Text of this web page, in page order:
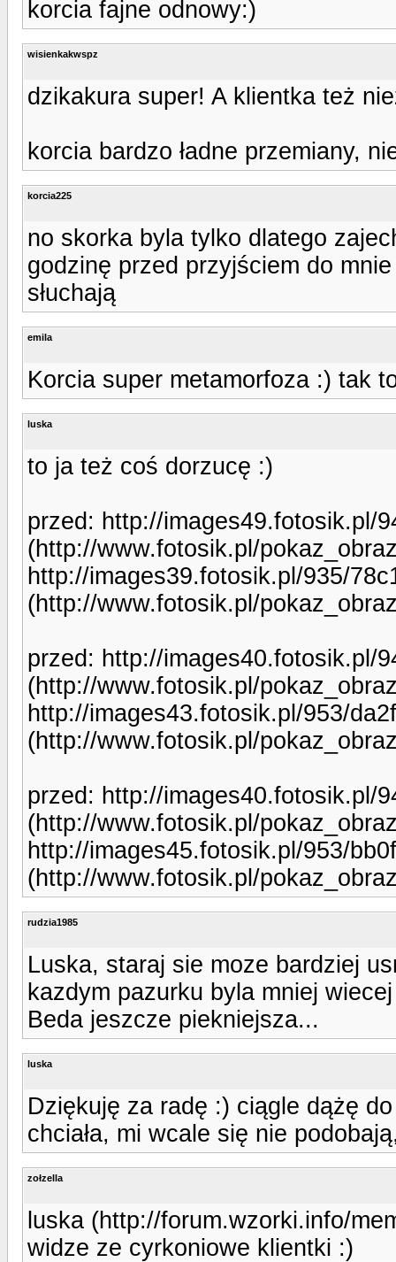
korcia fajne odnowy:)
wisienkakwspz
dzikakura super! A klientka też
korcia bardzo ładne przemiany,
korcia225
no skorka byla tylko dlatego
godzinę przed przyjściem do
słuchają
emila
Korcia super metamorfoza :) tak
luska
to ja też coś dorzucę :)
przed: http://images49.fotosik.pl/
(http://www.fotosik.pl/
http://images39.fotosik.pl/935/
(http://www.fotosik.pl/
przed: http://images40.fotosik.pl/
(http://www.fotosik.pl/
http://images43.fotosik.pl/953/
(http://www.fotosik.pl/
przed: http://images40.fotosik.pl/
(http://www.fotosik.pl/
http://images45.fotosik.pl/953/
(http://www.fotosik.pl/
rudzia1985
Luska, staraj sie moze bardziej
kazdym pazurku byla mniej
Beda jeszcze piekniejsza...
luska
Dziękuję za radę :) ciągle dążę
chciała, mi wcale się nie
zołzella
luska (http://forum.wzorki.info/
widze ze cyrkoniowe klientki :)